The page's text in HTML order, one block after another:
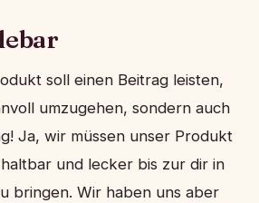
soll einen Beitrag leisten,
umzugehen, sondern auch
Ja, wir müssen unser Produkt
und lecker bis zur dir in
bringen. Wir haben uns aber